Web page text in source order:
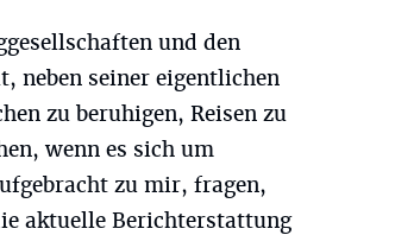
und den
neben seiner eigentlichen
zu beruhigen, Reisen zu
wenn es sich um
zu mir, fragen,
aktuelle Berichterstattung